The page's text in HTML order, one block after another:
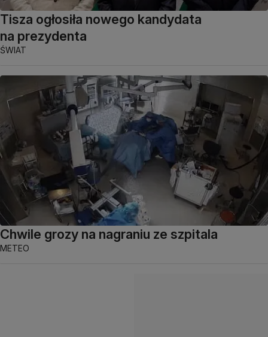
Tisza ogłosiła nowego kandydata
na prezydenta
ŚWIAT
Chwile grozy na nagraniu ze szpitala
METEO